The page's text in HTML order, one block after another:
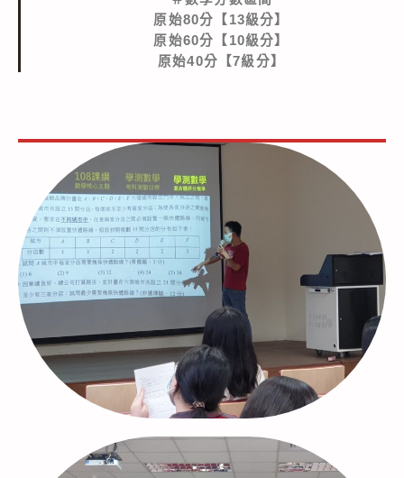
原始80分【13級分】
原始60分【10級分】
原始40分【7級分】